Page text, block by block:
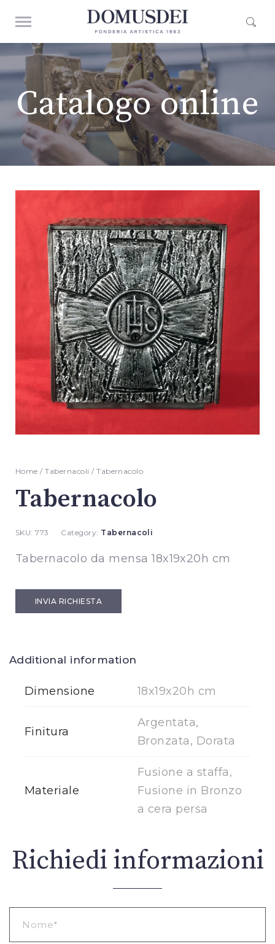
Catalogo online
Home /Tabernacoli / Tabernacolo
Tabernacolo
SKU:773 Category: Tabernacoli
Tabernacolo da mensa 18x19x20h cm
INVIA RICHIESTA
Additional information
Dimensione 18x19x20h cm
Finitura
Argentata,
Bronzata, Dorata
Materiale
Fusione a staffa,
Fusione in Bronzo
a cera persa
Richiedi informazioni